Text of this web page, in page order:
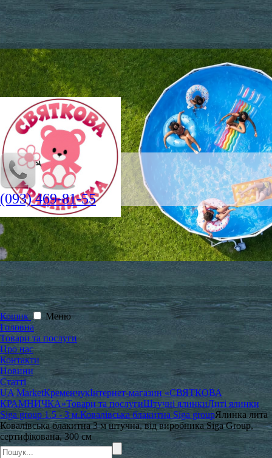
(093) 469-81-55
Кошик
Меню
Головна
Товари та послуги
Про нас
Контакти
Новини
Статті
UA MarketКременчукІнтернет-магазин «СВЯТКОВА
КРАМНИЧКА»Товари та послугиШтучні ялинкиЛиті ялинки
Siga group 1.5 - 3 м.Ковалівська блакитна Siga groupЯлинка лита
Ковалівська блакитна 3 м штучна, від виробника Siga Group,
сертифікована, 300 см